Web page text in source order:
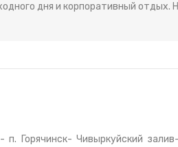
дня и корпоративный отдых.
п. Горячинск- Чивыркуйский